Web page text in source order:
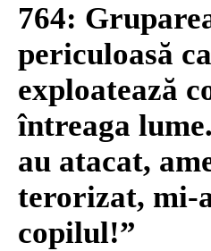
764:
periculoasă
exploatează
întreaga
au atacat,
terorizat, mi-
copilul!”